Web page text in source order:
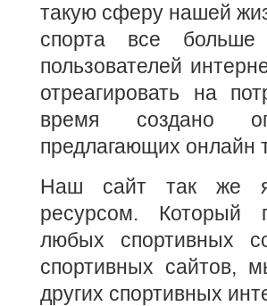
такую сферу нашей
спорта все больше
пользователей
отреагировать на
время создано
предлагающих онлайн
Наш сайт так же
ресурсом. Который
любых спортивных
спортивных сайтов,
других спортивных